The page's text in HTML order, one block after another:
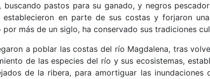
buscando pastos para su ganado, y negros
en parte de sus costas y forjaron
más de un siglo, ha conservado sus tradiciones
a poblar las costas del río Magdalena, tras
de las especies del río y sus ecosistemas,
de la ribera, para amortiguar las inundaciones